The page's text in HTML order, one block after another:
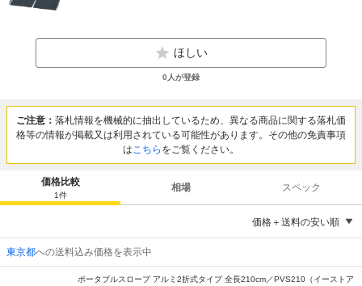
ほしい
0 人が登録
ご注意： 落札情報を機械的に抽出しているため、異なる商品に関する落札価
格等の情報が掲載又は利用されている可能性があります。その他の免責事項
はこちら をご覧ください。
価格比較
1件
相場 スペック
価格＋送料の安い順
東京都への送料込み価格を表示中
ポータブルスロープ アルミ2折式タイプ 全長210cm／PVS210（イーストア